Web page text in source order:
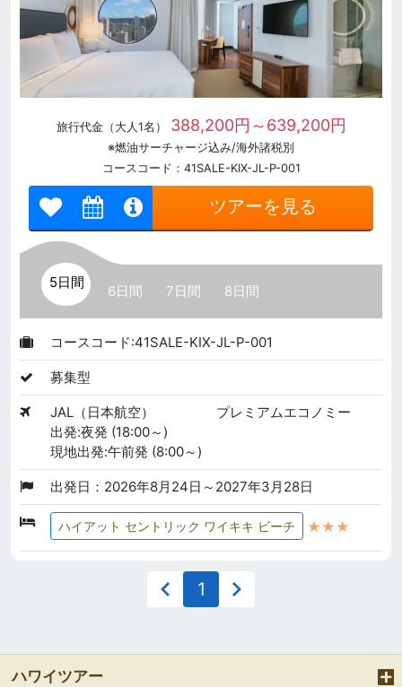
旅行代金（大人1名） 388,200円～639,200円
※燃油サーチャージ込み/海外諸税別
コースコード：41SALE-KIX-JL-P-001
ツアーを見る
5日間
6日間 7日間 8日間
コースコード:41SALE-KIX-JL-P-001
募集型
JAL（日本航空）
プレミアムエコノミー
出発:夜発 (18:00～)
現地出発:午前発 (8:00～)
出発日：2026年8月24日～2027年3月28日
ハイアット セントリック ワイキキ ビーチ ★★★
1
ハワイツアー